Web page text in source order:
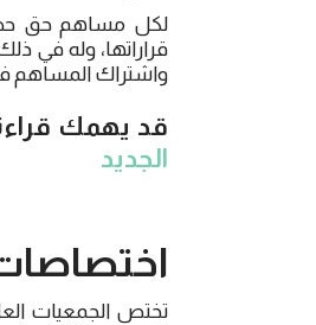
لكل مساهم حق
قراراتها، وله في
واشتراك المساهم
قد يهمك
الجديد
تختص الجمعيات